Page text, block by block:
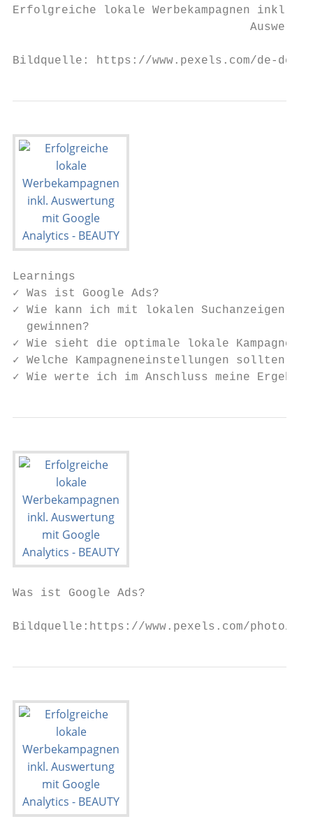
Erfolgreiche lokale Werbekampagnen inkl.
Bildquelle: https://www.pexels.com/de-de/
Learnings
✓ Was ist Google Ads?
✓ Wie kann ich mit lokalen Suchanzeigen
  gewinnen?
✓ Wie sieht die optimale lokale Kampagne
✓ Welche Kampagneneinstellungen sollten
✓ Wie werte ich im Anschluss meine
Was ist Google Ads?
Bildquelle:https://www.pexels.com/photo/